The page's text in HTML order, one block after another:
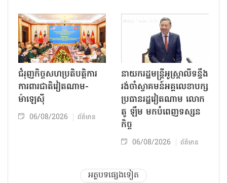
ជំរុញកិច្ចសហប្រតិបត្តិការ
ការពារជាតិវៀតណាម-
ម៉ាឡេស៊ី
06/08/2026 ព័ត៌មាន
នាយករដ្ឋមន្ត្រីអូស្ត្រាលីទន្ទឹង
រង់ចាំស្វាគមន៍អគ្គលេខាបក្ស
ប្រធានរដ្ឋវៀតណាម លោក
តូ ឡឹម មកបំពេញទស្សន
កិច្ច
06/08/2026 ព័ត៌មាន
អត្ថបទផ្សេងទៀត